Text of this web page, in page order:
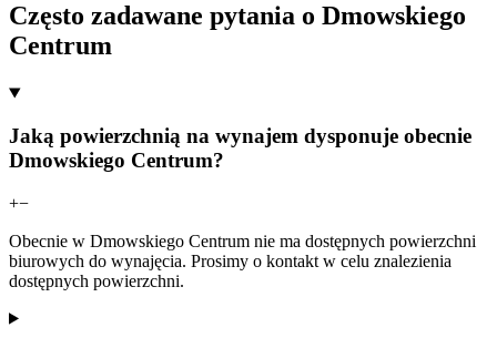
Często zadawane pytania o Dmowskiego
Centrum
Jaką powierzchnią na wynajem dysponuje obecnie
Dmowskiego Centrum?
+−
Obecnie w Dmowskiego Centrum nie ma dostępnych powierzchni
biurowych do wynajęcia. Prosimy o kontakt w celu znalezienia
dostępnych powierzchni.